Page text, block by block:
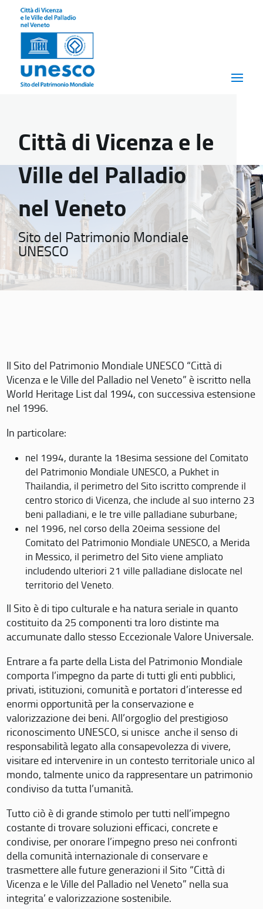
Città di Vicenza e le
Ville del Palladio
nel Veneto
Sito del Patrimonio Mondiale
UNESCO
Il Sito del Patrimonio Mondiale UNESCO “Città di
Vicenza e le Ville del Palladio nel Veneto” è iscritto nella
World Heritage List dal 1994, con successiva estensione
nel 1996.
In particolare:
nel 1994, durante la 18esima sessione del Comitato
del Patrimonio Mondiale UNESCO, a Pukhet in
Thailandia, il perimetro del Sito iscritto comprende il
centro storico di Vicenza, che include al suo interno 23
beni palladiani, e le tre ville palladiane suburbane;
nel 1996, nel corso della 20eima sessione del
Comitato del Patrimonio Mondiale UNESCO, a Merida
in Messico, il perimetro del Sito viene ampliato
includendo ulteriori 21 ville palladiane dislocate nel
territorio del Veneto.
Il Sito è di tipo culturale e ha natura seriale in quanto
costituito da 25 componenti tra loro distinte ma
accumunate dallo stesso Eccezionale Valore Universale.
Entrare a fa parte della Lista del Patrimonio Mondiale
comporta l’impegno da parte di tutti gli enti pubblici,
privati, istituzioni, comunità e portatori d’interesse ed
enormi opportunità per la conservazione e
valorizzazione dei beni. All’orgoglio del prestigioso
riconoscimento UNESCO, si unisce anche il senso di
responsabilità legato alla consapevolezza di vivere,
visitare ed intervenire in un contesto territoriale unico al
mondo, talmente unico da rappresentare un patrimonio
condiviso da tutta l’umanità.
Tutto ciò è di grande stimolo per tutti nell’impegno
costante di trovare soluzioni efficaci, concrete e
condivise, per onorare l’impegno preso nei confronti
della comunità internazionale di conservare e
trasmettere alle future generazioni il Sito “Città di
Vicenza e le Ville del Palladio nel Veneto” nella sua
integrita’ e valorizzazione sostenibile.